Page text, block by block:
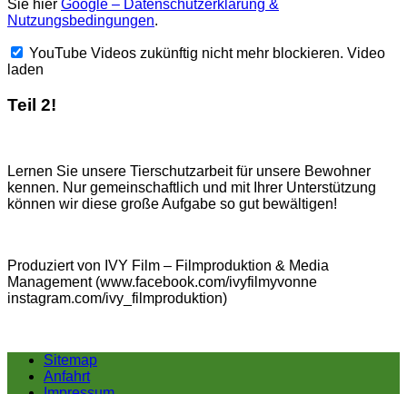
Sie hier Google – Datenschutzerklärung &
Nutzungsbedingungen.
YouTube Videos zukünftig nicht mehr blockieren. Video
laden
Teil 2!
Lernen Sie unsere Tierschutzarbeit für unsere Bewohner
kennen. Nur gemeinschaftlich und mit Ihrer Unterstützung
können wir diese große Aufgabe so gut bewältigen!
Produziert von IVY Film – Filmproduktion & Media
Management (www.facebook.com/ivyfilmyvonne
instagram.com/ivy_filmproduktion)
Sitemap
Anfahrt